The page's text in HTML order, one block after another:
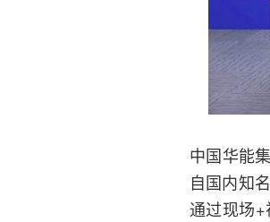
中国华能
自国内知
通过现场